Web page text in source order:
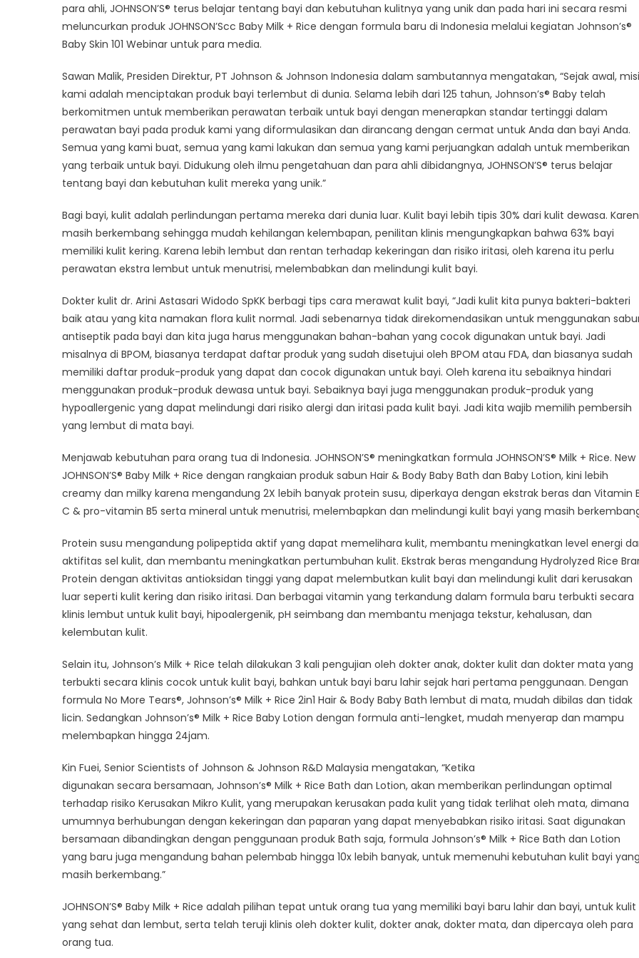
Hadir
Dengan
Untuk
Kulit
Bayi
para ahli, JOHNSON’S® terus belajar tentang bayi dan kebutuhan kulitnya yang unik dan pada hari ini secara resmi
meluncurkan produk JOHNSON’Scc Baby Milk + Rice dengan formula baru di Indonesia melalui kegiatan Johnson’s®
Baby Skin 101 Webinar untuk para media.
Sawan Malik, Presiden Direktur, PT Johnson & Johnson Indonesia dalam sambutannya mengatakan, “Sejak awal, misi
kami adalah menciptakan produk bayi terlembut di dunia. Selama lebih dari 125 tahun, Johnson’s® Baby telah
berkomitmen untuk memberikan perawatan terbaik untuk bayi dengan menerapkan standar tertinggi dalam
perawatan bayi pada produk kami yang diformulasikan dan dirancang dengan cermat untuk Anda dan bayi Anda.
Semua yang kami buat, semua yang kami lakukan dan semua yang kami perjuangkan adalah untuk memberikan
yang terbaik untuk bayi. Didukung oleh ilmu pengetahuan dan para ahli dibidangnya, JOHNSON’S® terus belajar
tentang bayi dan kebutuhan kulit mereka yang unik.”
Bagi bayi, kulit adalah perlindungan pertama mereka dari dunia luar. Kulit bayi lebih tipis 30% dari kulit dewasa.
masih berkembang sehingga mudah kehilangan kelembapan, penilitan klinis mengungkapkan bahwa 63% bayi
memiliki kulit kering. Karena lebih lembut dan rentan terhadap kekeringan dan risiko iritasi, oleh karena itu perlu
perawatan ekstra lembut untuk menutrisi, melembabkan dan melindungi kulit bayi.
Dokter kulit dr. Arini Astasari Widodo SpKK berbagi tips cara merawat kulit bayi, “Jadi kulit kita punya bakteri-bakteri
baik atau yang kita namakan flora kulit normal. Jadi sebenarnya tidak direkomendasikan untuk menggunakan
antiseptik pada bayi dan kita juga harus menggunakan bahan-bahan yang cocok digunakan untuk bayi. Jadi
misalnya di BPOM, biasanya terdapat daftar produk yang sudah disetujui oleh BPOM atau FDA, dan biasanya sudah
memiliki daftar produk-produk yang dapat dan cocok digunakan untuk bayi. Oleh karena itu sebaiknya hindari
menggunakan produk-produk dewasa untuk bayi. Sebaiknya bayi juga menggunakan produk-produk yang
hypoallergenic yang dapat melindungi dari risiko alergi dan iritasi pada kulit bayi. Jadi kita wajib memilih pembersih
yang lembut di mata bayi.
Menjawab kebutuhan para orang tua di Indonesia. JOHNSON’S® meningkatkan formula JOHNSON’S® Milk + Rice. New
JOHNSON’S® Baby Milk + Rice dengan rangkaian produk sabun Hair & Body Baby Bath dan Baby Lotion, kini lebih
creamy dan milky karena mengandung 2X lebih banyak protein susu, diperkaya dengan ekstrak beras dan Vitamin
C & pro-vitamin B5 serta mineral untuk menutrisi, melembapkan dan melindungi kulit bayi yang masih
Protein susu mengandung polipeptida aktif yang dapat memelihara kulit, membantu meningkatkan level energi
aktifitas sel kulit, dan membantu meningkatkan pertumbuhan kulit. Ekstrak beras mengandung Hydrolyzed Rice
Protein dengan aktivitas antioksidan tinggi yang dapat melembutkan kulit bayi dan melindungi kulit dari kerusakan
luar seperti kulit kering dan risiko iritasi. Dan berbagai vitamin yang terkandung dalam formula baru terbukti secara
klinis lembut untuk kulit bayi, hipoalergenik, pH seimbang dan membantu menjaga tekstur, kehalusan, dan
kelembutan kulit.
Selain itu, Johnson’s Milk + Rice telah dilakukan 3 kali pengujian oleh dokter anak, dokter kulit dan dokter mata yang
terbukti secara klinis cocok untuk kulit bayi, bahkan untuk bayi baru lahir sejak hari pertama penggunaan. Dengan
formula No More Tears®, Johnson’s® Milk + Rice 2in1 Hair & Body Baby Bath lembut di mata, mudah dibilas dan tidak
licin. Sedangkan Johnson’s® Milk + Rice Baby Lotion dengan formula anti-lengket, mudah menyerap dan mampu
melembapkan hingga 24jam.
Kin Fuei, Senior Scientists of Johnson & Johnson R&D Malaysia mengatakan, “Ketika
digunakan secara bersamaan, Johnson’s® Milk + Rice Bath dan Lotion, akan memberikan perlindungan optimal
terhadap risiko Kerusakan Mikro Kulit, yang merupakan kerusakan pada kulit yang tidak terlihat oleh mata, dimana
umumnya berhubungan dengan kekeringan dan paparan yang dapat menyebabkan risiko iritasi. Saat digunakan
bersamaan dibandingkan dengan penggunaan produk Bath saja, formula Johnson’s® Milk + Rice Bath dan Lotion
yang baru juga mengandung bahan pelembab hingga 10x lebih banyak, untuk memenuhi kebutuhan kulit bayi yang
masih berkembang.”
JOHNSON’S® Baby Milk + Rice adalah pilihan tepat untuk orang tua yang memiliki bayi baru lahir dan bayi, untuk kulit
yang sehat dan lembut, serta telah teruji klinis oleh dokter kulit, dokter anak, dokter mata, dan dipercaya oleh para
orang tua.